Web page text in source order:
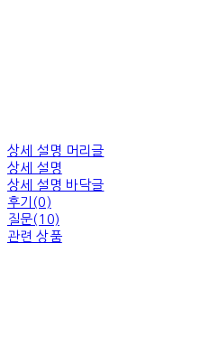
상세 설명 머리글
상세 설명
상세 설명 바닥글
후기(0)
질문(10)
관련 상품